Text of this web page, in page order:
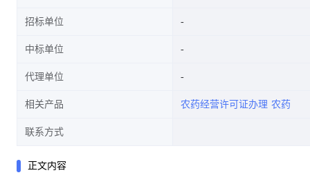
招标单位
中标单位
代理单位
相关产品 农药经营许可证办理 农药
联系方式
正文内容